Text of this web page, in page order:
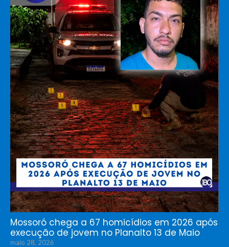
Mossoró chega a 67 homicídios em 2026 após
execução de jovem no Planalto 13 de Maio
maio 28, 2026